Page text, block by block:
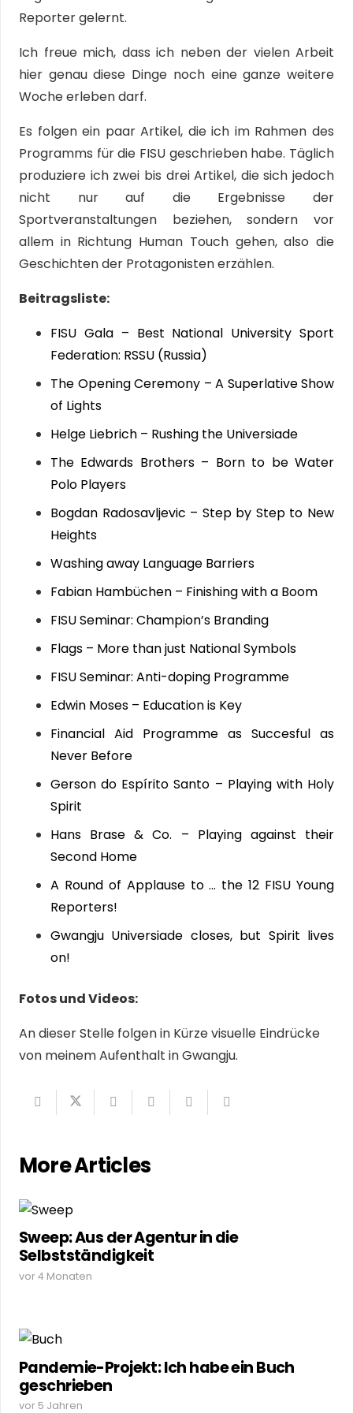
Reporter gelernt.
Ich freue mich, dass ich neben der vielen Arbeit
hier genau diese Dinge noch eine ganze weitere
Woche erleben darf.
Es folgen ein paar Artikel, die ich im Rahmen des
Programms für die FISU geschrieben habe. Täglich
produziere ich zwei bis drei Artikel, die sich jedoch
nicht nur auf die Ergebnisse der
Sportveranstaltungen beziehen, sondern vor
allem in Richtung Human Touch gehen, also die
Geschichten der Protagonisten erzählen.
Beitragsliste:
FISU Gala – Best National University Sport
Federation: RSSU (Russia)
The Opening Ceremony – A Superlative Show
of Lights
Helge Liebrich – Rushing the Universiade
The Edwards Brothers – Born to be Water
Polo Players
Bogdan Radosavljevic – Step by Step to New
Heights
Washing away Language Barriers
Fabian Hambüchen – Finishing with a Boom
FISU Seminar: Champion’s Branding
Flags – More than just National Symbols
FISU Seminar: Anti-doping Programme
Edwin Moses – Education is Key
Financial Aid Programme as Succesful as
Never Before
Gerson do Espírito Santo – Playing with Holy
Spirit
Hans Brase & Co. – Playing against their
Second Home
A Round of Applause to … the 12 FISU Young
Reporters!
Gwangju Universiade closes, but Spirit lives
on!
Fotos und Videos:
An dieser Stelle folgen in Kürze visuelle Eindrücke
von meinem Aufenthalt in Gwangju.
More Articles
Sweep: Aus der Agentur in die
Selbstständigkeit
vor 4 Monaten
Pandemie-Projekt: Ich habe ein Buch
geschrieben
vor 5 Jahren